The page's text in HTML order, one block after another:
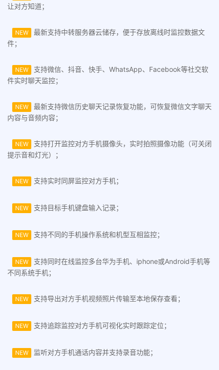
让对方知道；
NEW
最新支持中转服务器云储存，便于存放离线时监控数据文
件；
NEW
支持微信、抖音、快手、WhatsApp、Facebook等社交软
件实时聊天监控；
NEW
最新支持微信历史聊天记录恢复功能，可恢复微信文字聊天
内容与音频内容；
NEW
支持打开监控对方手机摄像头，实时拍照摄像功能（可关闭
提示音和灯光）；
NEW 支持实时同屏监控对方手机；
NEW 支持目标手机键盘输入记录；
NEW 支持不同的手机操作系统和机型互相监控；
NEW
支持同时在线监控多台华为手机、iphone或Android手机等
不同系统手机；
NEW 支持导出对方手机视频照片传输至本地保存查看；
NEW 支持追踪监控对方手机可视化实时跟踪定位；
NEW 监听对方手机通话内容并支持录音功能；